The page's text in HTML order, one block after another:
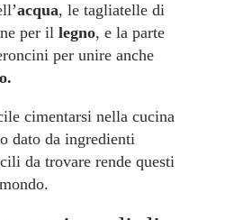
acqua, le tagliatelle di
per il legno, e la parte
per unire anche
cimentarsi nella cucina
dato da ingredienti
da trovare rende questi